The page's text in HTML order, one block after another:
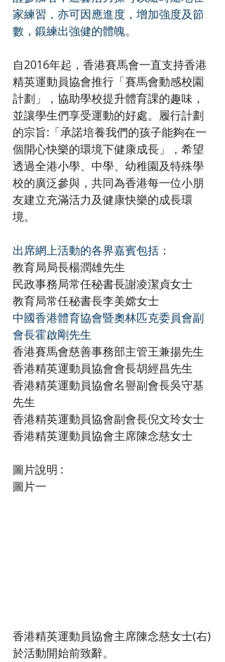
家練習，亦可因應進度，增加強度及節
數，鍛練出強健的體魄。
自2016年起，香港賽馬會一直支持香港
精英運動員協會推行「賽馬會動感校園
計劃」，協助學校提升體育課的趣味，
並讓學生們享受運動的好處。履行計劃
的宗旨:「承諾培養我們的孩子能夠在一
個開心快樂的環境下健康成長」，希望
透過全港小學、中學、幼稚園及特殊學
校的廣泛參與，共同為香港每一位小朋
友建立充滿活力及健康快樂的成長環
境。
出席網上活動的各界嘉賓包括：
教育局局長楊潤雄先生
民政事務局常任秘書長謝凌潔貞女士
教育局常任秘書長李美嫦女士
中國香港體育協會暨奧林匹克委員會副
會長霍啟剛先生
香港賽馬會慈善事務部主管王兼揚先生
香港精英運動員協會會長胡經昌先生
香港精英運動員協會名譽副會長吳守基
先生
香港精英運動員協會副會長倪文玲女士
香港精英運動員協會主席陳念慈女士
圖片說明 :
圖片一
香港精英運動員協會主席陳念慈女士(右)
於活動開始前致辭。